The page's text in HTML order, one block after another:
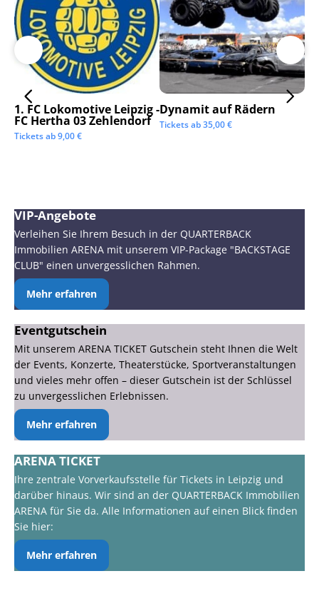
1. FC Lokomotive Leipzig -
FC Hertha 03 Zehlendorf
Tickets ab9,00€
Dynamit auf Rädern
Tickets ab35,00€
VIP-Angebote
Verleihen Sie Ihrem Besuch in der QUARTERBACK
Immobilien ARENA mit unserem VIP-Package "BACKSTAGE
CLUB" einen unvergesslichen Rahmen.
Mehr erfahren
Eventgutschein
Mit unserem ARENA TICKET Gutschein steht Ihnen die Welt
der Events, Konzerte, Theaterstücke, Sportveranstaltungen
und vieles mehr offen – dieser Gutschein ist der Schlüssel
zu unvergesslichen Erlebnissen.
Mehr erfahren
ARENA TICKET
Ihre zentrale Vorverkaufsstelle für Tickets in Leipzig und
darüber hinaus. Wir sind an der QUARTERBACK Immobilien
ARENA für Sie da. Alle Informationen auf einen Blick finden
Sie hier:
Mehr erfahren